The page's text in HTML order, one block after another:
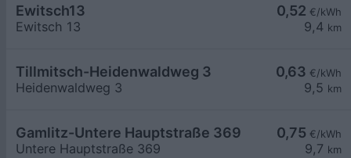
0,52 €/kWh
9,4 km
Ewitsch13
Ewitsch 13
0,63 €/kWh
9,5 km
Tillmitsch-Heidenwaldweg 3
Heidenwaldweg 3
0,75 €/kWh
9,7 km
Gamlitz-Untere Hauptstraße 369
Untere Hauptstraße 369